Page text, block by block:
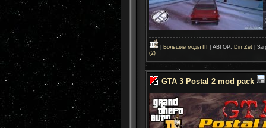
Большие моды III | АВТОР: DimZet |
(2)
GTA 3 Postal 2 mod pack